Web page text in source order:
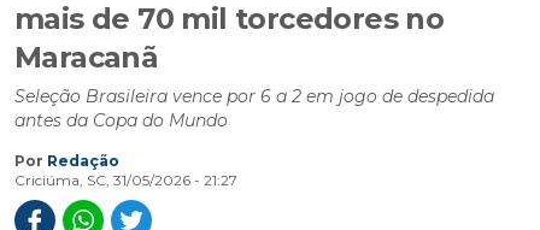
mais de 70 mil torcedores no
Maracanã
Seleção Brasileira vence por 6 a 2 em jogo de despedida
antes da Copa do Mundo
Por Redação
Criciúma, SC, 31/05/2026 - 21:27